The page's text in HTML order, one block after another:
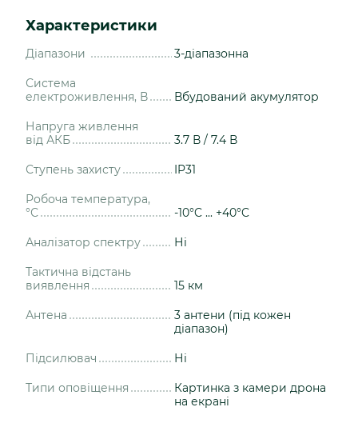
Характеристики
Діапазони 3-діапазонна
Система
електроживлення, В
Вбудований акумулятор
Напруга живлення
від АКБ
3.7 В / 7.4 В
Ступень захисту IP31
Робоча температура,
°С
-10°C ... +40°C
Аналізатор спектру Ні
Тактична відстань
виявлення
15 км
Антена
3 антени (під кожен
діапазон)
Підсилювач Ні
Типи оповіщення
Картинка з камери дрона
на екрані